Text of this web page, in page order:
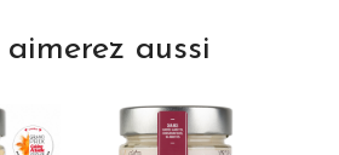
aimerez aussi